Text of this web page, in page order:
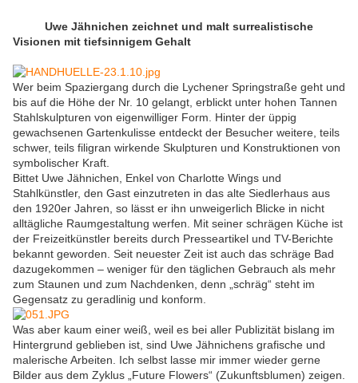
Uwe Jähnichen zeichnet und malt surrealistische
Visionen mit tiefsinnigem Gehalt
Wer beim Spaziergang durch die Lychener Springstraße geht und
bis auf die Höhe der Nr. 10 gelangt, erblickt unter hohen Tannen
Stahlskulpturen von eigenwilliger Form. Hinter der üppig
gewachsenen Gartenkulisse entdeckt der Besucher weitere, teils
schwer, teils filigran wirkende Skulpturen und Konstruktionen von
symbolischer Kraft.
Bittet Uwe Jähnichen, Enkel von Charlotte Wings und
Stahlkünstler, den Gast einzutreten in das alte Siedlerhaus aus
den 1920er Jahren, so lässt er ihn unweigerlich Blicke in nicht
alltägliche Raumgestaltung werfen. Mit seiner schrägen Küche ist
der Freizeitkünstler bereits durch Presseartikel und TV-Berichte
bekannt geworden. Seit neuester Zeit ist auch das schräge Bad
dazugekommen – weniger für den täglichen Gebrauch als mehr
zum Staunen und zum Nachdenken, denn „schräg“ steht im
Gegensatz zu geradlinig und konform.
Was aber kaum einer weiß, weil es bei aller Publizität bislang im
Hintergrund geblieben ist, sind Uwe Jähnichens grafische und
malerische Arbeiten. Ich selbst lasse mir immer wieder gerne
Bilder aus dem Zyklus „Future Flowers“ (Zukunftsblumen) zeigen.